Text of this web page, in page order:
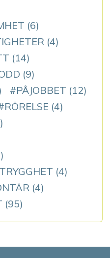
(6)
(4)
(14)
(9)
PÅJOBBET (12)
RÖRELSE (4)
TRYGGHET (4)
(4)
(95)